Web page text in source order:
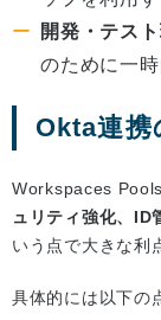
開発・テスト
のために一
Okta連携
Workspaces
ュリティ強化、ID
いう点で大きな利
具体的には以下の